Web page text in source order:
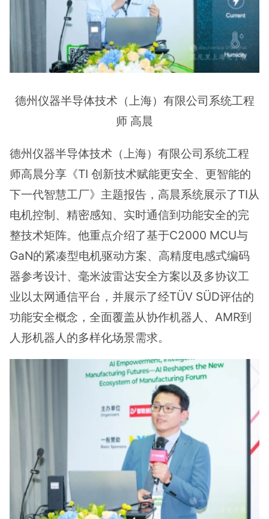
德州仪器半导体技术（上海）有限公司系统工程
师 高晨
德州仪器半导体技术（上海）有限公司系统工程
师高晨分享《TI 创新技术赋能更安全、更智能的
下一代智慧工厂》主题报告，高晨系统展示了TI从
电机控制、精密感知、实时通信到功能安全的完
整技术矩阵。他重点介绍了基于C2000 MCU与
GaN的紧凑型电机驱动方案、高精度电感式编码
器参考设计、毫米波雷达安全方案以及多协议工
业以太网通信平台，并展示了经TÜV SÜD评估的
功能安全概念，全面覆盖从协作机器人、AMR到
人形机器人的多样化场景需求。